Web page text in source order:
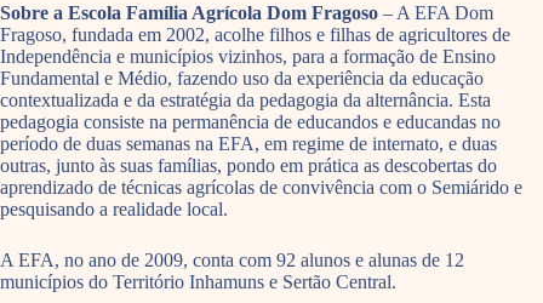
Sobre a Escola Família Agrícola Dom Fragoso – A EFA Dom
Fragoso, fundada em 2002, acolhe filhos e filhas de agricultores de
Independência e municípios vizinhos, para a formação de Ensino
Fundamental e Médio, fazendo uso da experiência da educação
contextualizada e da estratégia da pedagogia da alternância. Esta
pedagogia consiste na permanência de educandos e educandas no
período de duas semanas na EFA, em regime de internato, e duas
outras, junto às suas famílias, pondo em prática as descobertas do
aprendizado de técnicas agrícolas de convivência com o Semiárido e
pesquisando a realidade local.
A EFA, no ano de 2009, conta com 92 alunos e alunas de 12
municípios do Território Inhamuns e Sertão Central.